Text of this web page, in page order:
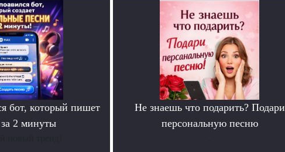
бот, который пишет
2 минуты
Не знаешь что подарить? Подари
персональную песню